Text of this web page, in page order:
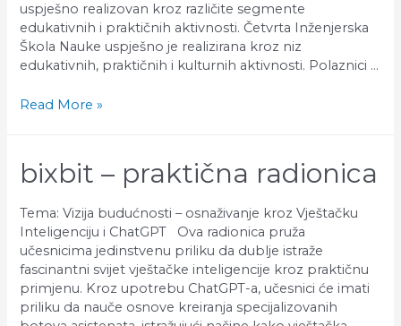
uspješno realizovan kroz različite segmente
edukativnih i praktičnih aktivnosti. Četvrta Inženjerska
Škola Nauke uspješno je realizirana kroz niz
edukativnih, praktičnih i kulturnih aktivnosti. Polaznici …
Završena
nauke
4!
Read More »
bixbit – praktična radionica
Tema: Vizija budućnosti – osnaživanje kroz Vještačku
Inteligenciju i ChatGPT Ova radionica pruža
učesnicima jedinstvenu priliku da dublje istraže
fascinantni svijet vještačke inteligencije kroz praktičnu
primjenu. Kroz upotrebu ChatGPT-a, učesnici će imati
priliku da nauče osnove kreiranja specijalizovanih